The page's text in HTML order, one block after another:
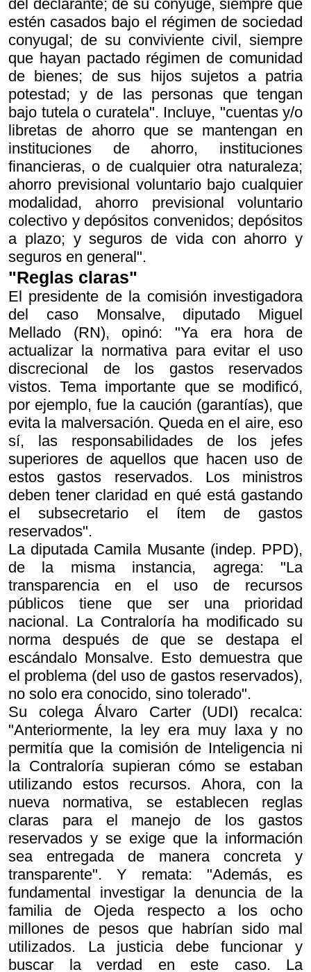
del declarante; de su cónyuge, siempre que
estén casados bajo el régimen de sociedad
conyugal; de su conviviente civil, siempre
que hayan pactado régimen de comunidad
de bienes; de sus hijos sujetos a patria
potestad; y de las personas que tengan
bajo tutela o curatela". Incluye, "cuentas y/o
libretas de ahorro que se mantengan en
instituciones de ahorro, instituciones
financieras, o de cualquier otra naturaleza;
ahorro previsional voluntario bajo cualquier
modalidad, ahorro previsional voluntario
colectivo y depósitos convenidos; depósitos
a plazo; y seguros de vida con ahorro y
seguros en general".
"Reglas claras"
El presidente de la comisión investigadora
del caso Monsalve, diputado Miguel
Mellado (RN), opinó: "Ya era hora de
actualizar la normativa para evitar el uso
discrecional de los gastos reservados
vistos. Tema importante que se modificó,
por ejemplo, fue la caución (garantías), que
evita la malversación. Queda en el aire, eso
sí, las responsabilidades de los jefes
superiores de aquellos que hacen uso de
estos gastos reservados. Los ministros
deben tener claridad en qué está gastando
el subsecretario el ítem de gastos
reservados".
La diputada Camila Musante (indep. PPD),
de la misma instancia, agrega: "La
transparencia en el uso de recursos
públicos tiene que ser una prioridad
nacional. La Contraloría ha modificado su
norma después de que se destapa el
escándalo Monsalve. Esto demuestra que
el problema (del uso de gastos reservados),
no solo era conocido, sino tolerado".
Su colega Álvaro Carter (UDI) recalca:
"Anteriormente, la ley era muy laxa y no
permitía que la comisión de Inteligencia ni
la Contraloría supieran cómo se estaban
utilizando estos recursos. Ahora, con la
nueva normativa, se establecen reglas
claras para el manejo de los gastos
reservados y se exige que la información
sea entregada de manera concreta y
transparente". Y remata: "Además, es
fundamental investigar la denuncia de la
familia de Ojeda respecto a los ocho
millones de pesos que habrían sido mal
utilizados. La justicia debe funcionar y
buscar la verdad en este caso. La